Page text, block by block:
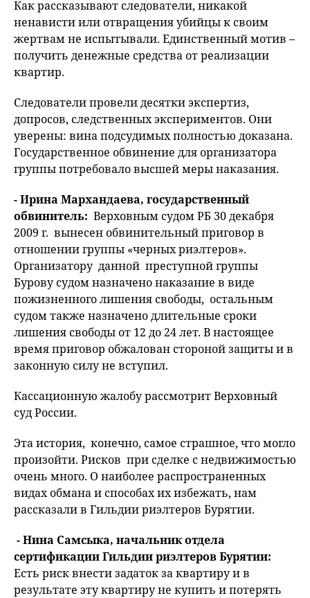
Как рассказывают следователи, никакой
ненависти или отвращения убийцы к своим
жертвам не испытывали. Единственный мотив –
получить денежные средства от реализации
квартир.
Следователи провели десятки экспертиз,
допросов, следственных экспериментов. Они
уверены: вина подсудимых полностью доказана.
Государственное обвинение для организатора
группы потребовало высшей меры наказания.
- Ирина Мархандаева, государственный
обвинитель: Верховным судом РБ 30 декабря
2009 г. вынесен обвинительный приговор в
отношении группы «черных риэлтеров».
Организатору данной преступной группы
Бурову судом назначено наказание в виде
пожизненного лишения свободы, остальным
судом также назначено длительные сроки
лишения свободы от 12 до 24 лет. В настоящее
время приговор обжалован стороной защиты и в
законную силу не вступил.
Кассационную жалобу рассмотрит Верховный
суд России.
Эта история, конечно, самое страшное, что могло
произойти. Рисков при сделке с недвижимостью
очень много. О наиболее распространенных
видах обмана и способах их избежать, нам
рассказали в Гильдии риэлтеров Бурятии.
- Нина Самсыка, начальник отдела
сертификации Гильдии риэлтеров Бурятии:
Есть риск внести задаток за квартиру и в
результате эту квартиру не купить и потерять